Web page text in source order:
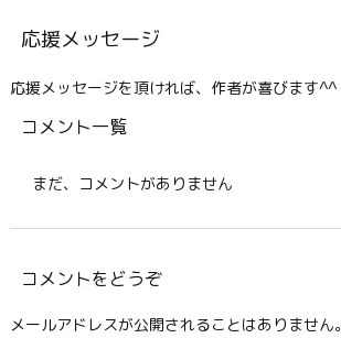
応援メッセージ
応援メッセージを頂ければ、作者が喜びます^^
コメント一覧
まだ、コメントがありません
コメントをどうぞ
メールアドレスが公開されることはありません。